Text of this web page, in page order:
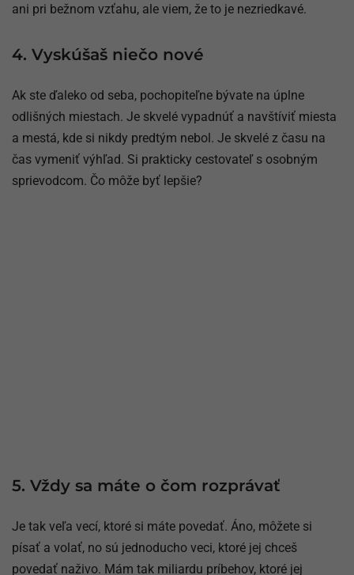
ani pri bežnom vzťahu, ale viem, že to je nezriedkavé.
4. Vyskúšaš niečo nové
Ak ste ďaleko od seba, pochopiteľne bývate na úplne
odlišných miestach. Je skvelé vypadnúť a navštíviť miesta
a mestá, kde si nikdy predtým nebol. Je skvelé z času na
čas vymeniť výhľad. Si prakticky cestovateľ s osobným
sprievodcom. Čo môže byť lepšie?
5. Vždy sa máte o čom rozprávať
Je tak veľa vecí, ktoré si máte povedať. Áno, môžete si
písať a volať, no sú jednoducho veci, ktoré jej chceš
povedať naživo. Mám tak miliardu príbehov, ktoré jej